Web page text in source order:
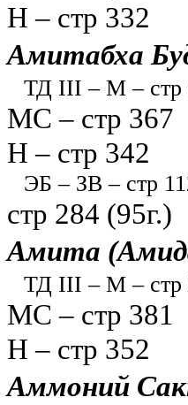
Н – стр 332
Амитабха
ТД III – М – стр
МС – стр 367
Н – стр 342
ЭБ – ЗВ – стр
стр 284 (95г.)
Амита
ТД III – М – стр
МС – стр 381
Н – стр 352
Аммоний